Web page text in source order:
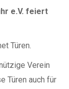
e.V. feiert
Türen.
Verein
Türen auch für